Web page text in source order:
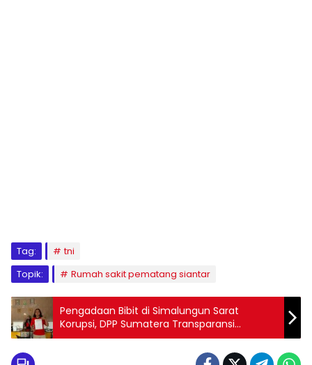
Tag:
tni
Topik:
Rumah sakit pematang siantar
Pengadaan Bibit di Simalungun Sarat
Korupsi, DPP Sumatera Transparansi
Laporkan ke Kejatisu